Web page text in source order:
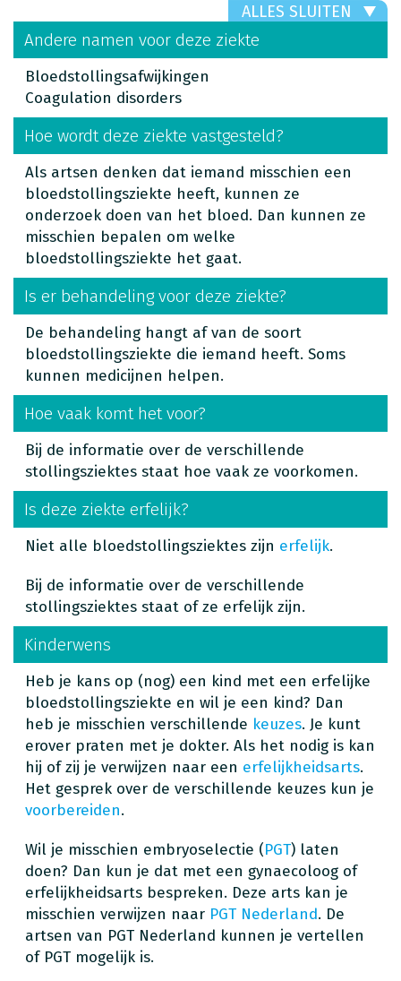
ALLES SLUITEN
Andere namen voor deze ziekte
Bloedstollingsafwijkingen
Coagulation disorders
Hoe wordt deze ziekte vastgesteld?
Als artsen denken dat iemand misschien een
bloedstollingsziekte heeft, kunnen ze
onderzoek doen van het bloed. Dan kunnen ze
misschien bepalen om welke
bloedstollingsziekte het gaat.
Is er behandeling voor deze ziekte?
De behandeling hangt af van de soort
bloedstollingsziekte die iemand heeft. Soms
kunnen medicijnen helpen.
Hoe vaak komt het voor?
Bij de informatie over de verschillende
stollingsziektes staat hoe vaak ze voorkomen.
Is deze ziekte erfelijk?
Niet alle bloedstollingsziektes zijn erfelijk.
Bij de informatie over de verschillende
stollingsziektes staat of ze erfelijk zijn.
Kinderwens
Heb je kans op (nog) een kind met een erfelijke
bloedstollingsziekte en wil je een kind? Dan
heb je misschien verschillende keuzes. Je kunt
erover praten met je dokter. Als het nodig is kan
hij of zij je verwijzen naar een erfelijkheidsarts.
Het gesprek over de verschillende keuzes kun je
voorbereiden.
Wil je misschien embryoselectie (PGT) laten
doen? Dan kun je dat met een gynaecoloog of
erfelijkheidsarts bespreken. Deze arts kan je
misschien verwijzen naar PGT Nederland. De
artsen van PGT Nederland kunnen je vertellen
of PGT mogelijk is.